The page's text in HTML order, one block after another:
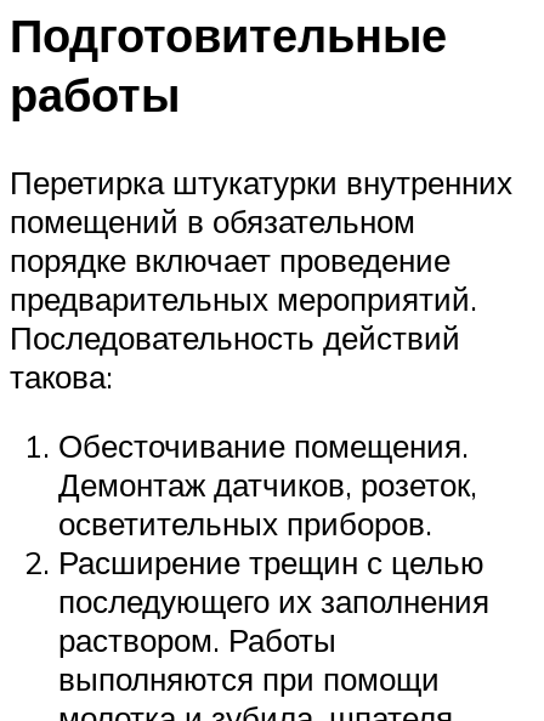
ДЕКОР
МЕНЮ
Подготовительные
работы
Перетирка штукатурки внутренних
помещений в обязательном
порядке включает проведение
предварительных мероприятий.
Последовательность действий
такова:
Обесточивание помещения.
Демонтаж датчиков, розеток,
осветительных приборов.
Расширение трещин с целью
последующего их заполнения
раствором. Работы
выполняются при помощи